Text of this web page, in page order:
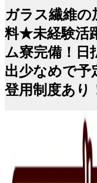
ガラス繊維の
料★未経験活
ム寮完備！日
出少なめで予
登用制度あり